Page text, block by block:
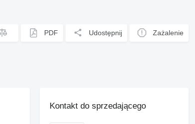
PDF Udostępnij Zażalenie
Kontakt do sprzedającego